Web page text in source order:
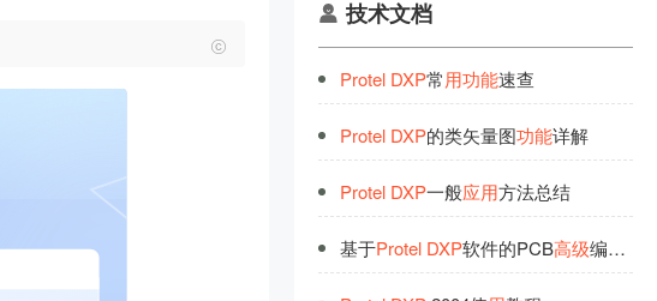
技术文档
Protel DXP常用功能速查
Protel DXP的类矢量图功能详解
Protel DXP一般应用方法总结
基于Protel DXP软件的PCB高级编辑技巧大全（转）